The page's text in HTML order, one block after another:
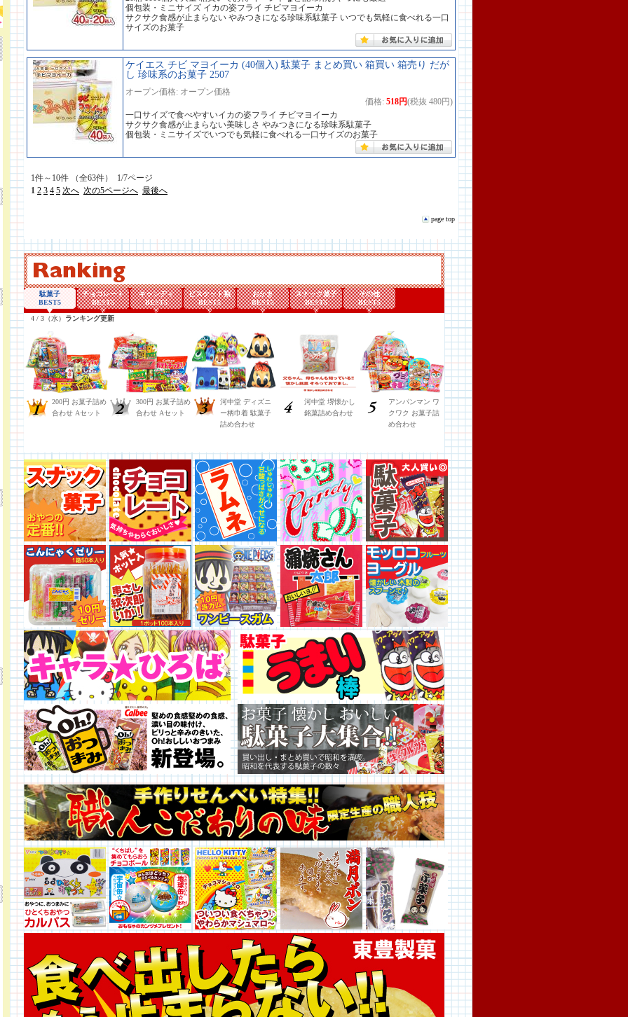
個包装・ミニサイズ イカの姿フライ チビマヨイーカ
サクサク食感が止まらない やみつきになる珍味系駄菓子 いつでも気軽に食べれる一口
サイズのお菓子
ケイエス チビ マヨイーカ (40個入) 駄菓子 まとめ買い 箱買い 箱売り だが
し 珍味系のお菓子 2507
オープン価格: オープン価格
価格: 518円(税抜 480円)
一口サイズで食べやすいイカの姿フライ チビマヨイーカ
サクサク食感が止まらない美味しさ やみつきになる珍味系駄菓子
個包装・ミニサイズでいつでも気軽に食べれる一口サイズのお菓子
1件～10件 （全63件） 1/7ページ
1 2 3 4 5 次へ 次の5ページへ 最後へ
page top